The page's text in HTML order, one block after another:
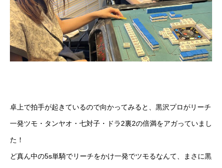
卓上で拍手が起きているので向かってみると、黒沢プロがリーチ
一発ツモ・タンヤオ・七対子・ドラ2裏2の倍満をアガっていまし
た！
ど真ん中の5s単騎でリーチをかけ一発でツモるなんて、まさに黒